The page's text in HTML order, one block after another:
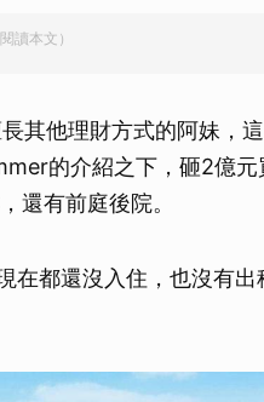
讀本文）
其他理財方式的阿妹，
的介紹之下，砸2億
還有前庭後院。
在都還沒入住，也沒有